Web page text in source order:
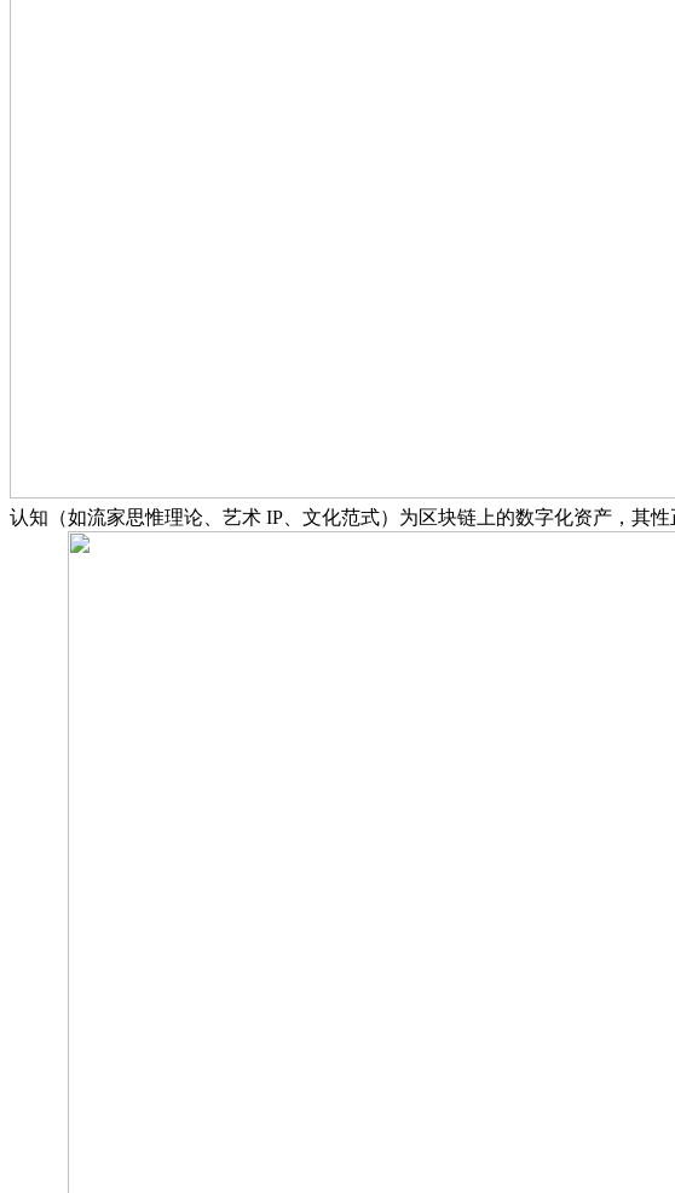
认知（如流家思惟理论、艺术 IP、文化范式）为区块链上的数字化资产，其